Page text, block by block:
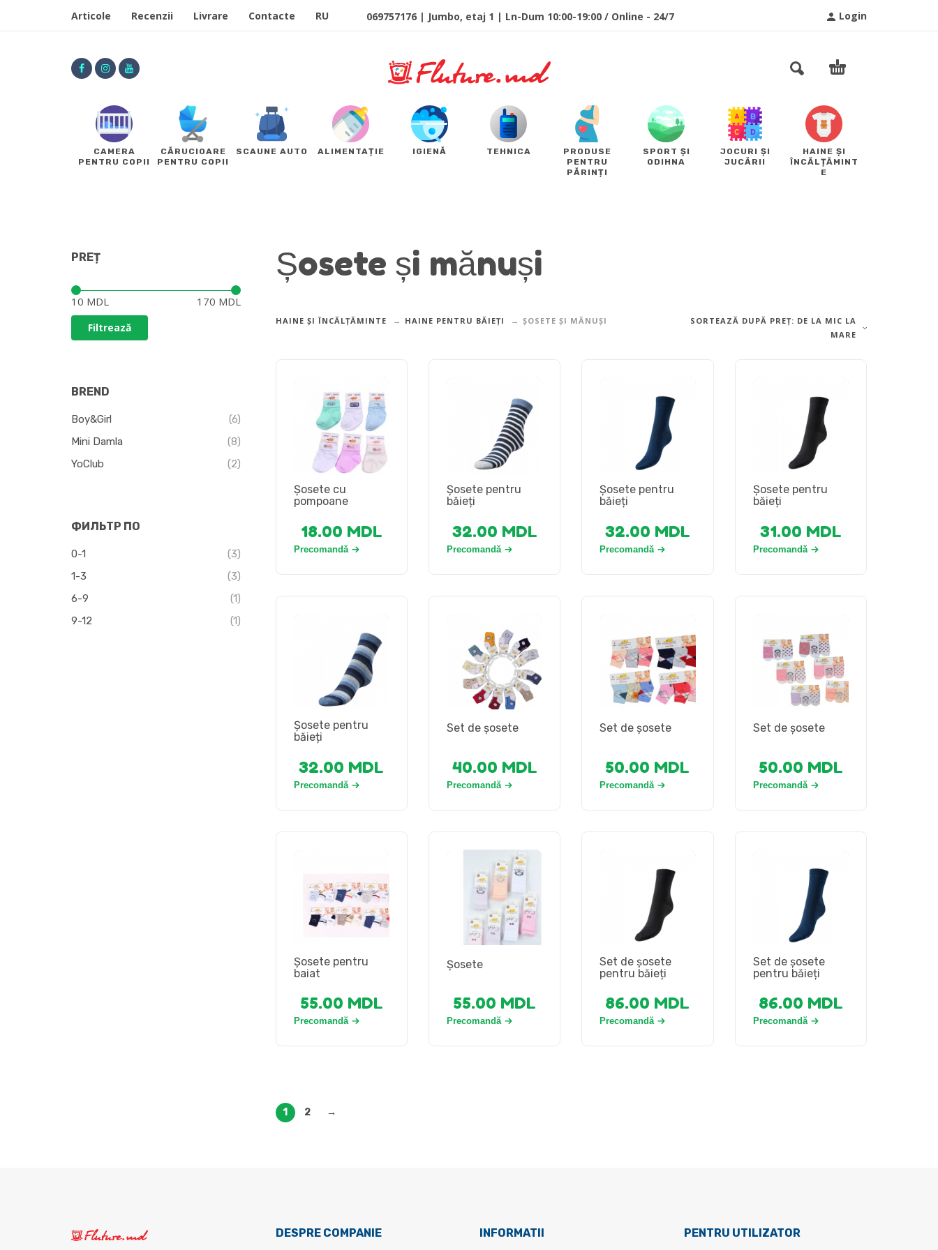
Login
Articole Recenzii Livrare Contacte RU 069757176 | Jumbo, etaj 1 | Ln-Dum 10:00-19:00 / Online - 24/7
CAMERA
PENTRU COPII
CĂRUCIOARE
PENTRU COPII
SCAUNE AUTO ALIMENTAȚIE IGIENĂ TEHNICA
PRODUSE
PENTRU
PĂRINȚI
SPORT ȘI
ODIHNA
JOCURI ȘI
JUCĂRII
HAINE ȘI
ÎNCĂLȚĂMINT
E
PREȚ
Filtrează
10 MDL 170 MDL
BREND
Boy&Girl
(6)
Mini Damla
(8)
YoClub
(2)
ФИЛЬТР ПО
0-1
(3)
1-3
(3)
6-9
(1)
9-12
(1)
Șosete și mănuși
HAINE ȘI ÎNCĂLȚĂMINTE HAINE PENTRU BĂIEȚI ȘOSETE ȘI MĂNUȘI
SORTEAZĂ DUPĂ PREȚ: DE LA MIC LA
MARE
Șosete cu
pompoane
18.00 MDL
Precomandă
Șosete pentru
băieți
32.00 MDL
Precomandă
Șosete pentru
băieți
32.00 MDL
Precomandă
Șosete pentru
băieți
31.00 MDL
Precomandă
Șosete pentru
băieți
32.00 MDL
Precomandă
Set de șosete
40.00 MDL
Precomandă
Set de șosete
50.00 MDL
Precomandă
Set de șosete
50.00 MDL
Precomandă
Șosete pentru
baiat
55.00 MDL
Precomandă
Șosete
55.00 MDL
Precomandă
Set de șosete
pentru băieți
86.00 MDL
Precomandă
Set de șosete
pentru băieți
86.00 MDL
Precomandă
1 2 →
DESPRE COMPANIE INFORMATII PENTRU UTILIZATOR